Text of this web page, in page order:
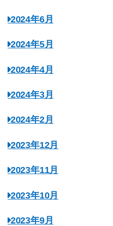
2024年6月
2024年5月
2024年4月
2024年3月
2024年2月
2023年12月
2023年11月
2023年10月
2023年9月